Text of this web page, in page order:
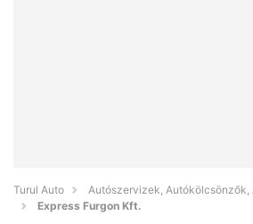
Turul Auto
Autószervizek, Autókölcsönzők,
Express Furgon Kft.